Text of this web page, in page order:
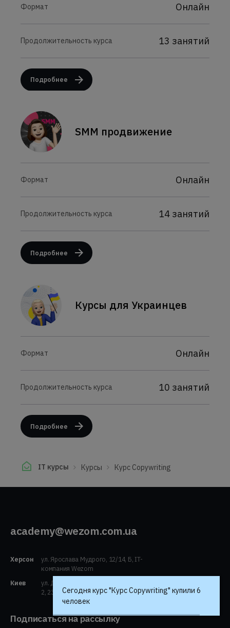
Формат Онлайн
Продолжительность курса 13 занятий
Подробнее
SMM продвижение
Формат Онлайн
Продолжительность курса 14 занятий
Подробнее
Курсы для Украинцев
Формат Онлайн
Продолжительность курса 10 занятий
Подробнее
IT курсы Курсы Курс Copywriting
academy@wezom.com.ua
Херсон
ул. Ярослава Мудрого, 12/14, Б, IT-
компания Wezom
Киев
ул. Драгомирова, 2а, оф. 440 (секция
2, 23этаж)
Подписаться на рассылку
Сегодня курс "Курс Copywriting" купили 6
человек